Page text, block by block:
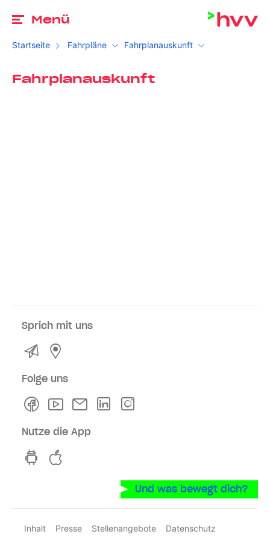
Menü
Startseite Fahrpläne Fahrplanauskunft
Fahrplanauskunft
Sprich mit uns
Kontakt
Folge uns
FacebookYoutubeNewsletterLinkedln
Nutze die App
hvv switch App auf GooglePlay
Und was bewegt dich?
Inhalt Presse Stellenangebote
Datenschutz